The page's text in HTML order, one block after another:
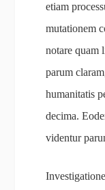
etiam
mutationem
notare quam
parum
humanitatis
decima.
videntur